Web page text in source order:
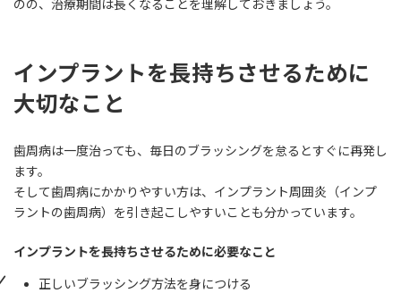
のの、治療期間は長くなることを理解しておきましょう。
インプラントを長持ちさせるために
大切なこと
歯周病は一度治っても、毎日のブラッシングを怠るとすぐに再発し
ます。
そして歯周病にかかりやすい方は、インプラント周囲炎（インプ
ラントの歯周病）を引き起こしやすいことも分かっています。
インプラントを長持ちさせるために必要なこと
正しいブラッシング方法を身につける